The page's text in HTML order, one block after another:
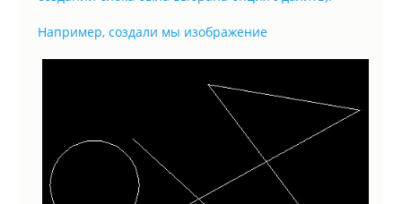
Например, создали мы изображение